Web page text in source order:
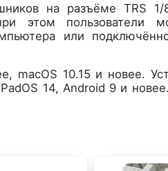
на разъёме TRS
этом пользователи
или
macOS 10.15 и новее.
14, Android 9 и новее.